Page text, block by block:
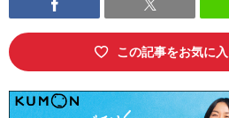
この記事をお気に